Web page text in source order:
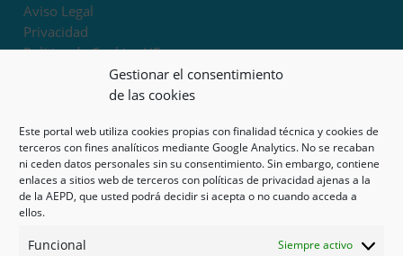
Gestionar el consentimiento
de las cookies
Este portal web utiliza cookies propias con finalidad técnica y cookies de
terceros con fines analíticos mediante Google Analytics. No se recaban
ni ceden datos personales sin su consentimiento. Sin embargo, contiene
enlaces a sitios web de terceros con políticas de privacidad ajenas a la
de la AEPD, que usted podrá decidir si acepta o no cuando acceda a
ellos.
Funcional Siempre activo
Aviso Legal
Privacidad
Política de Cookies UE
Términos y condiciones
Exoneración de responsabilidad
Mapa del sitio
Mi cuenta
Tienda
Psicología en Murcia
Guías